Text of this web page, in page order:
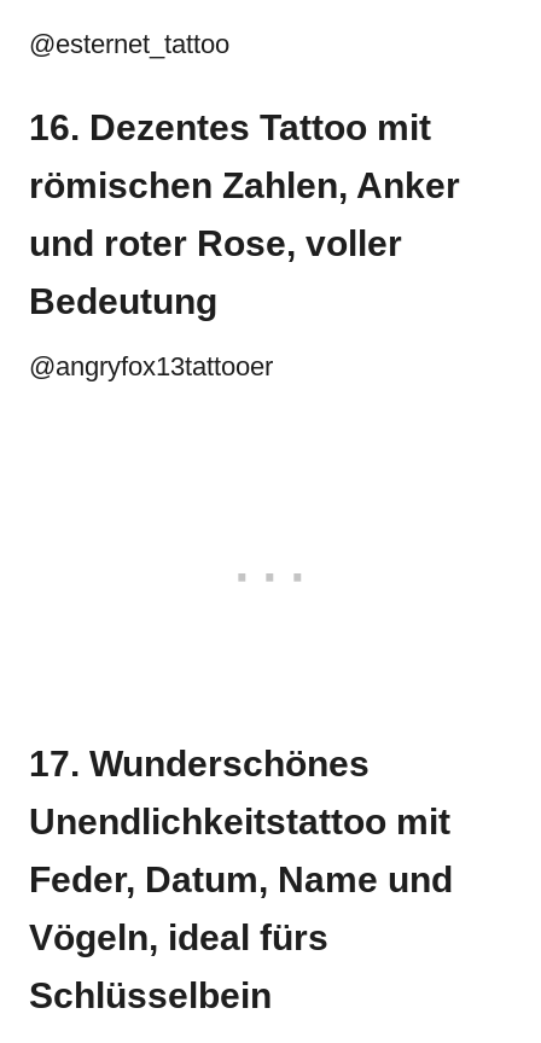
@esternet_tattoo
16. Dezentes Tattoo mit
römischen Zahlen, Anker
und roter Rose, voller
Bedeutung
@angryfox13tattooer
17. Wunderschönes
Unendlichkeitstattoo mit
Feder, Datum, Name und
Vögeln, ideal fürs
Schlüsselbein